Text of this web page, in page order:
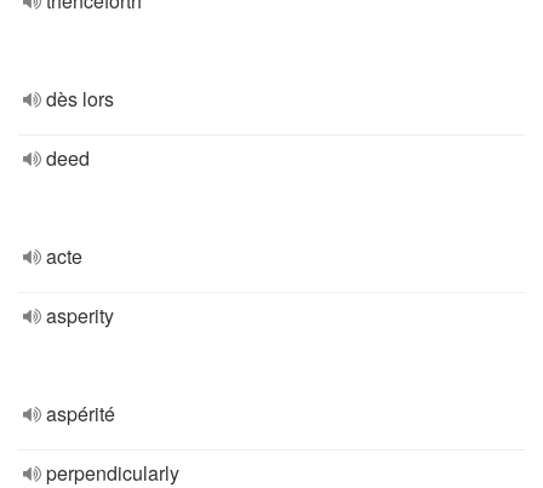
dès lors
deed
acte
asperity
aspérité
perpendicularly